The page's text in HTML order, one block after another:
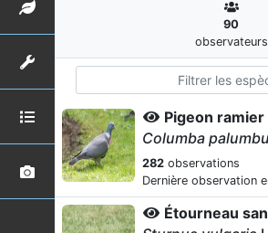
90
observateurs
Pigeon ramier
Columba
282 observations
Dernière observation
Étourneau